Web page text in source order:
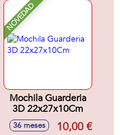
NOVEDAD
Mochila Guarderia
3D 22x27x10Cm
36 meses 10,00 €